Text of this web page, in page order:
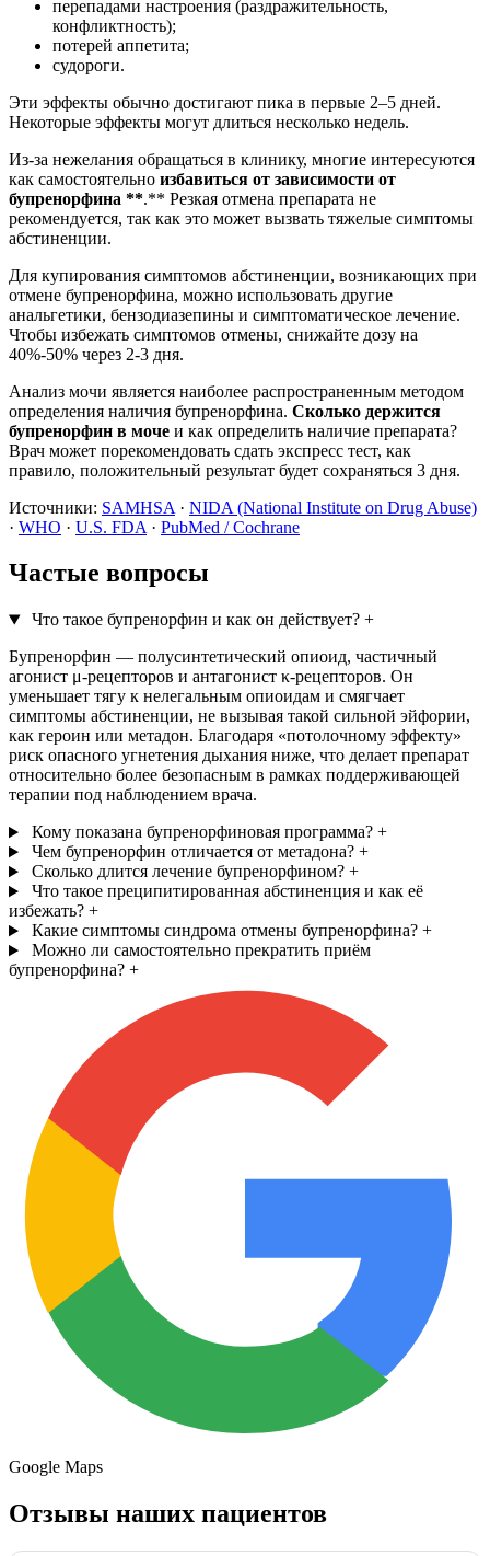
перепадами настроения (раздражительность,
конфликтность);
потерей аппетита;
судороги.
Эти эффекты обычно достигают пика в первые 2–5 дней.
Некоторые эффекты могут длиться несколько недель.
Из-за нежелания обращаться в клинику, многие интересуются
как самостоятельно избавиться от зависимости от
бупренорфина **.** Резкая отмена препарата не
рекомендуется, так как это может вызвать тяжелые симптомы
абстиненции.
Для купирования симптомов абстиненции, возникающих при
отмене бупренорфина, можно использовать другие
анальгетики, бензодиазепины и симптоматическое лечение.
Чтобы избежать симптомов отмены, снижайте дозу на
40%-50% через 2-3 дня.
Анализ мочи является наиболее распространенным методом
определения наличия бупренорфина. Сколько держится
бупренорфин в моче и как определить наличие препарата?
Врач может порекомендовать сдать экспресс тест, как
правило, положительный результат будет сохраняться 3 дня.
Источники: SAMHSA · NIDA (National Institute on Drug Abuse)
· WHO · U.S. FDA · PubMed / Cochrane
Частые вопросы
Что такое бупренорфин и как он действует? +
Бупренорфин — полусинтетический опиоид, частичный
агонист μ-рецепторов и антагонист κ-рецепторов. Он
уменьшает тягу к нелегальным опиоидам и смягчает
симптомы абстиненции, не вызывая такой сильной эйфории,
как героин или метадон. Благодаря «потолочному эффекту»
риск опасного угнетения дыхания ниже, что делает препарат
относительно более безопасным в рамках поддерживающей
терапии под наблюдением врача.
Кому показана бупренорфиновая программа? +
Чем бупренорфин отличается от метадона? +
Сколько длится лечение бупренорфином? +
Что такое преципитированная абстиненция и как её
избежать? +
Какие симптомы синдрома отмены бупренорфина? +
Можно ли самостоятельно прекратить приём
бупренорфина? +
Google Maps
Отзывы наших пациентов